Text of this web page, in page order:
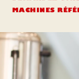
MACHINES